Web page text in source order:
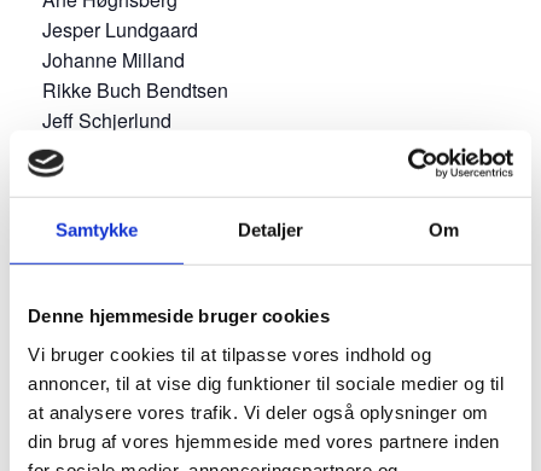
Samtykke Detaljer Om
Denne hjemmeside bruger cookies
Vi bruger cookies til at tilpasse vores indhold og
annoncer, til at vise dig funktioner til sociale medier og til
at analysere vores trafik. Vi deler også oplysninger om
din brug af vores hjemmeside med vores partnere inden
Jesper Lundgaard
Johanne Milland
Rikke Buch Bendtsen
Jeff Schjerlund
og kapelmester Ole Kibsgaard
Det bliver endnu engang Kim Ace der instruerer.